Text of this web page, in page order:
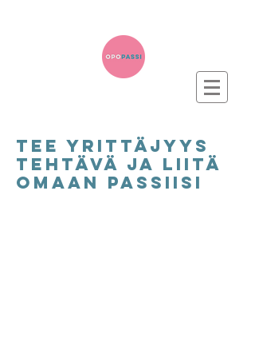
TEe yrittäjyys
tehtävä ja liitä
omaan passiisi